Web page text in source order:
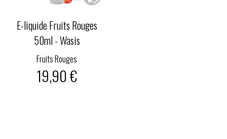
E-liquide Fruits Rouges
50ml - Wasis
Fruits Rouges
19,90 €